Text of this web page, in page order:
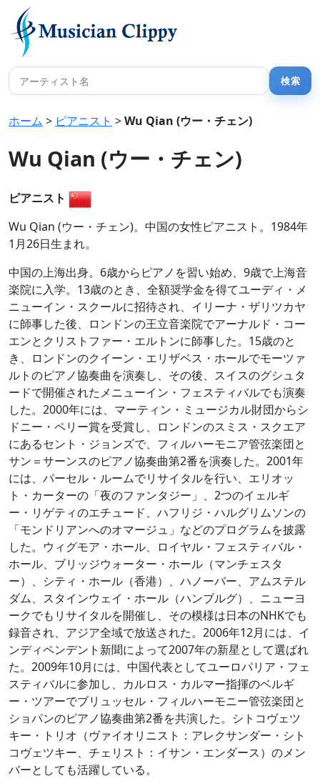
ホーム > ピアニスト >Wu Qian (ウー・チェン)
Wu Qian (ウー・チェン)
ピアニスト
Wu Qian (ウー・チェン)。中国の女性ピアニスト。1984年
1月26日生まれ。
中国の上海出身。6歳からピアノを習い始め、9歳で上海音
楽院に入学。13歳のとき、全額奨学金を得てユーディ・メ
ニューイン・スクールに招待され、イリーナ・ザリツカヤ
に師事した後、ロンドンの王立音楽院でアーナルド・コー
エンとクリストファー・エルトンに師事した。15歳のと
き、ロンドンのクイーン・エリザベス・ホールでモーツァ
ルトのピアノ協奏曲を演奏し、その後、スイスのグシュタ
ードで開催されたメニューイン・フェスティバルでも演奏
した。2000年には、マーティン・ミュージカル財団からシ
ドニー・ペリー賞を受賞し、ロンドンのスミス・スクエア
にあるセント・ジョンズで、フィルハーモニア管弦楽団と
サン＝サーンスのピアノ協奏曲第2番を演奏した。2001年
には、パーセル・ルームでリサイタルを行い、エリオッ
ト・カーターの「夜のファンタジー」、2つのイェルギ
ー・リゲティのエチュード、ハフリジ・ハルグリムソンの
「モンドリアンへのオマージュ」などのプログラムを披露
した。ウィグモア・ホール、ロイヤル・フェスティバル・
ホール、ブリッジウォーター・ホール（マンチェスタ
ー）、シティ・ホール（香港）、ハノーバー、アムステル
ダム、スタインウェイ・ホール（ハンブルグ）、ニューヨ
ークでもリサイタルを開催し、その模様は日本のNHKでも
録音され、アジア全域で放送された。2006年12月には、イ
ンディペンデント新聞によって2007年の新星として選ばれ
た。2009年10月には、中国代表としてユーロパリア・フェ
スティバルに参加し、カルロス・カルマー指揮のベルギ
ー・ツアーでブリュッセル・フィルハーモニー管弦楽団と
ショパンのピアノ協奏曲第2番を共演した。シトコヴェツ
キー・トリオ（ヴァイオリニスト：アレクサンダー・シト
コヴェツキー、チェリスト：イサン・エンダース）のメン
バーとしても活躍している。